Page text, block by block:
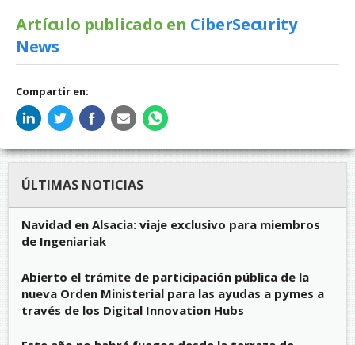
Artículo publicado en CiberSecurity
News
Compartir en:
ÚLTIMAS NOTICIAS
Navidad en Alsacia: viaje exclusivo para miembros
de Ingeniariak
Abierto el trámite de participación pública de la
nueva Orden Ministerial para las ayudas a pymes a
través de los Digital Innovation Hubs